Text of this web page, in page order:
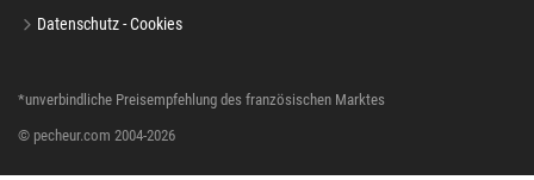
Datenschutz - Cookies
*unverbindliche Preisempfehlung des französischen Marktes
© pecheur.com 2004-2026